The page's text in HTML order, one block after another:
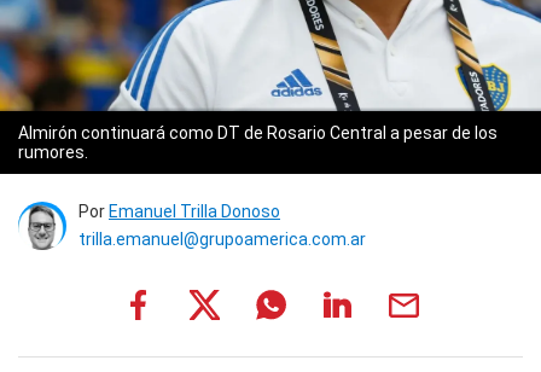
Almirón continuará como DT de Rosario Central a pesar de los
rumores.
Por Emanuel Trilla Donoso
trilla.emanuel@grupoamerica.com.ar